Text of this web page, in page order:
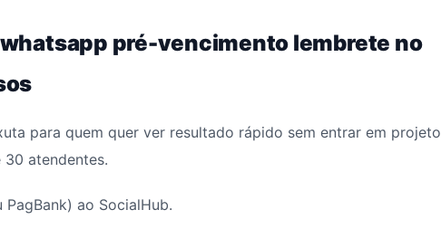
pré-vencimento lembrete no
para quem quer ver resultado rápido sem entrar em projeto
30 atendentes.
PagBank) ao SocialHub.